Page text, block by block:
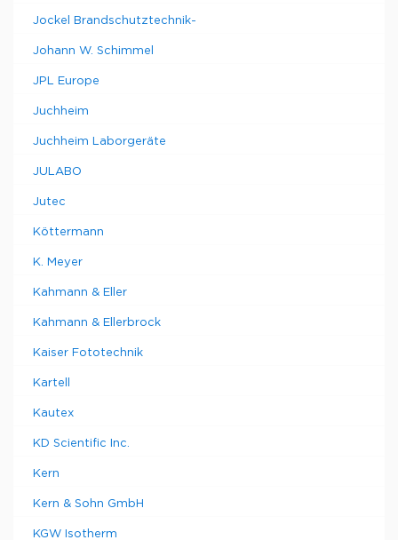
Jockel Brandschutztechnik-
Johann W. Schimmel
JPL Europe
Juchheim
Juchheim Laborgeräte
JULABO
Jutec
Köttermann
K. Meyer
Kahmann & Eller
Kahmann & Ellerbrock
Kaiser Fototechnik
Kartell
Kautex
KD Scientific Inc.
Kern
Kern & Sohn GmbH
KGW Isotherm